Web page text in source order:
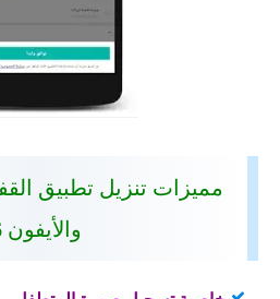
والأيفون 2026